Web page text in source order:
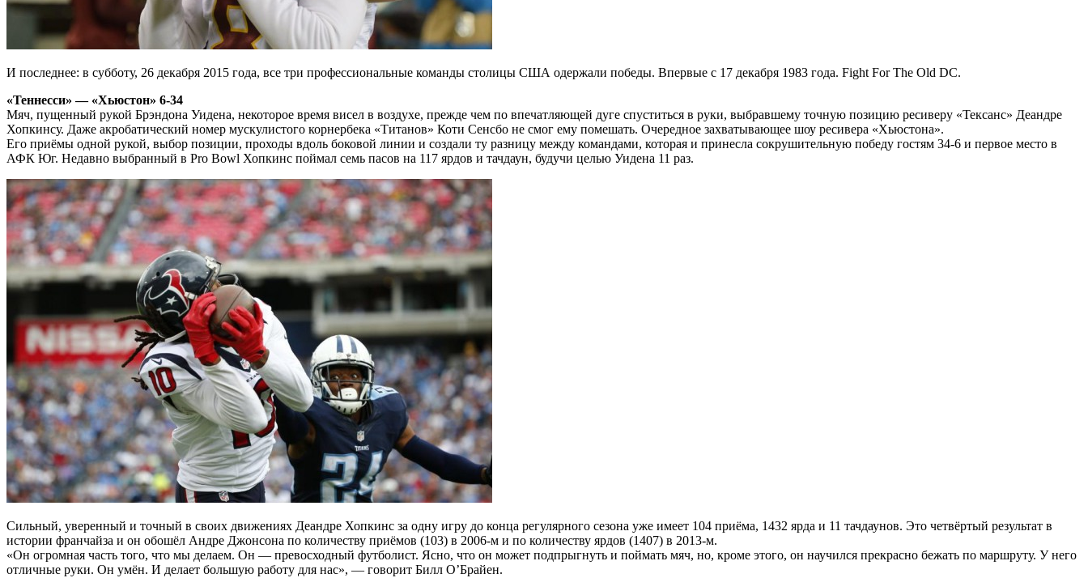
И последнее: в субботу, 26 декабря 2015 года, все три профессиональные команды столицы США одержали победы. Впервые с 17 декабря 1983 года. Fight For The Old DC.
«Теннесси» — «Хьюстон» 6-34
Мяч, пущенный рукой Брэндона Уидена, некоторое время висел в воздухе, прежде чем по впечатляющей дуге спуститься в руки, выбравшему точную позицию ресиверу «Тексанс» Деандре
Хопкинсу. Даже акробатический номер мускулистого корнербека «Титанов» Коти Сенсбо не смог ему помешать. Очередное захватывающее шоу ресивера «Хьюстона».
Его приёмы одной рукой, выбор позиции, проходы вдоль боковой линии и создали ту разницу между командами, которая и принесла сокрушительную победу гостям 34-6 и первое место в
АФК Юг. Недавно выбранный в Pro Bowl Хопкинс поймал семь пасов на 117 ярдов и тачдаун, будучи целью Уидена 11 раз.
Сильный, уверенный и точный в своих движениях Деандре Хопкинс за одну игру до конца регулярного сезона уже имеет 104 приёма, 1432 ярда и 11 тачдаунов. Это четвёртый результат в
истории франчайза и он обошёл Андре Джонсона по количеству приёмов (103) в 2006-м и по количеству ярдов (1407) в 2013-м.
«Он огромная часть того, что мы делаем. Он — превосходный футболист. Ясно, что он может подпрыгнуть и поймать мяч, но, кроме этого, он научился прекрасно бежать по маршруту. У него
отличные руки. Он умён. И делает большую работу для нас», — говорит Билл О’Брайен.